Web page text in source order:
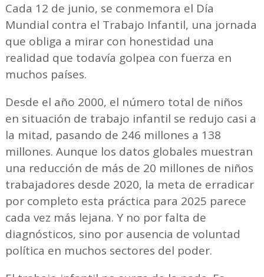
Cada 12 de junio, se conmemora el Día
Mundial contra el Trabajo Infantil, una jornada
que obliga a mirar con honestidad una
realidad que todavía golpea con fuerza en
muchos países.
Desde el año 2000, el número total de niños
en situación de trabajo infantil se redujo casi a
la mitad, pasando de 246 millones a 138
millones. Aunque los datos globales muestran
una reducción de más de 20 millones de niños
trabajadores desde 2020, la meta de erradicar
por completo esta práctica para 2025 parece
cada vez más lejana. Y no por falta de
diagnósticos, sino por ausencia de voluntad
política en muchos sectores del poder.